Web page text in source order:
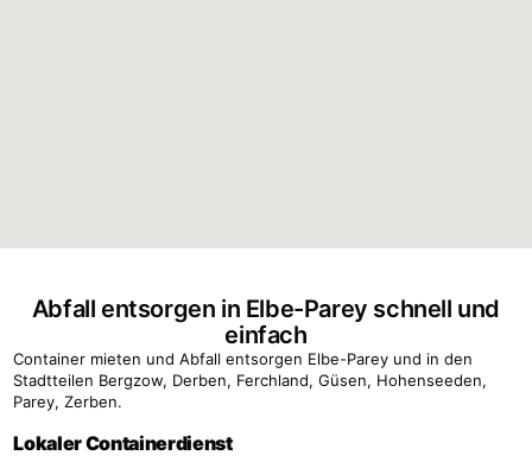
Abfall entsorgen in Elbe-Parey schnell und
einfach
Container mieten und Abfall entsorgen Elbe-Parey und in den
Stadtteilen Bergzow, Derben, Ferchland, Güsen, Hohenseeden,
Parey, Zerben.
Lokaler Containerdienst